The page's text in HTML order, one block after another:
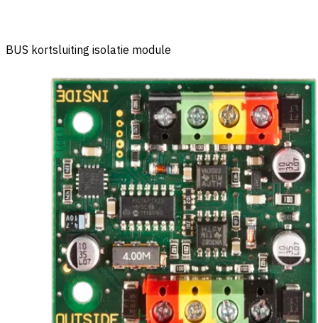
BUS kortsluiting isolatie module